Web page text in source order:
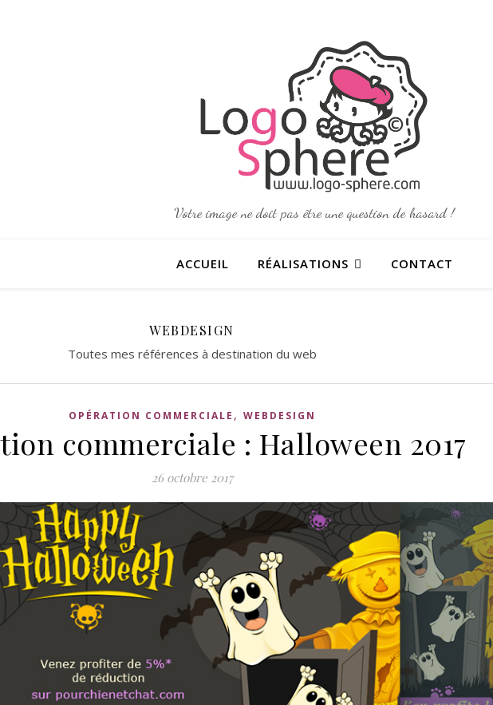
Votre image ne doit pas être une question de hasard !
ACCUEIL RÉALISATIONS CONTACT
WEBDESIGN
Toutes mes références à destination du web
OPÉRATION COMMERCIALE , WEBDESIGN
commerciale : Halloween 2017
26 octobre 2017
•
•
•